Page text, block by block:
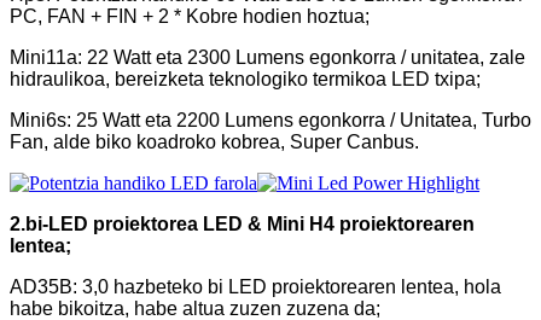
PC, FAN + FIN + 2 * Kobre hodien hoztua;
Mini11a: 22 Watt eta 2300 Lumens egonkorra / unitatea, zale
hidraulikoa, bereizketa teknologiko termikoa LED txipa;
Mini6s: 25 Watt eta 2200 Lumens egonkorra / Unitatea, Turbo
Fan, alde biko koadroko kobrea, Super Canbus.
2.bi-LED proiektorea LED & Mini H4 proiektorearen
lentea;
AD35B: 3,0 hazbeteko bi LED proiektorearen lentea, hola
habe bikoitza, habe altua zuzen zuzena da;